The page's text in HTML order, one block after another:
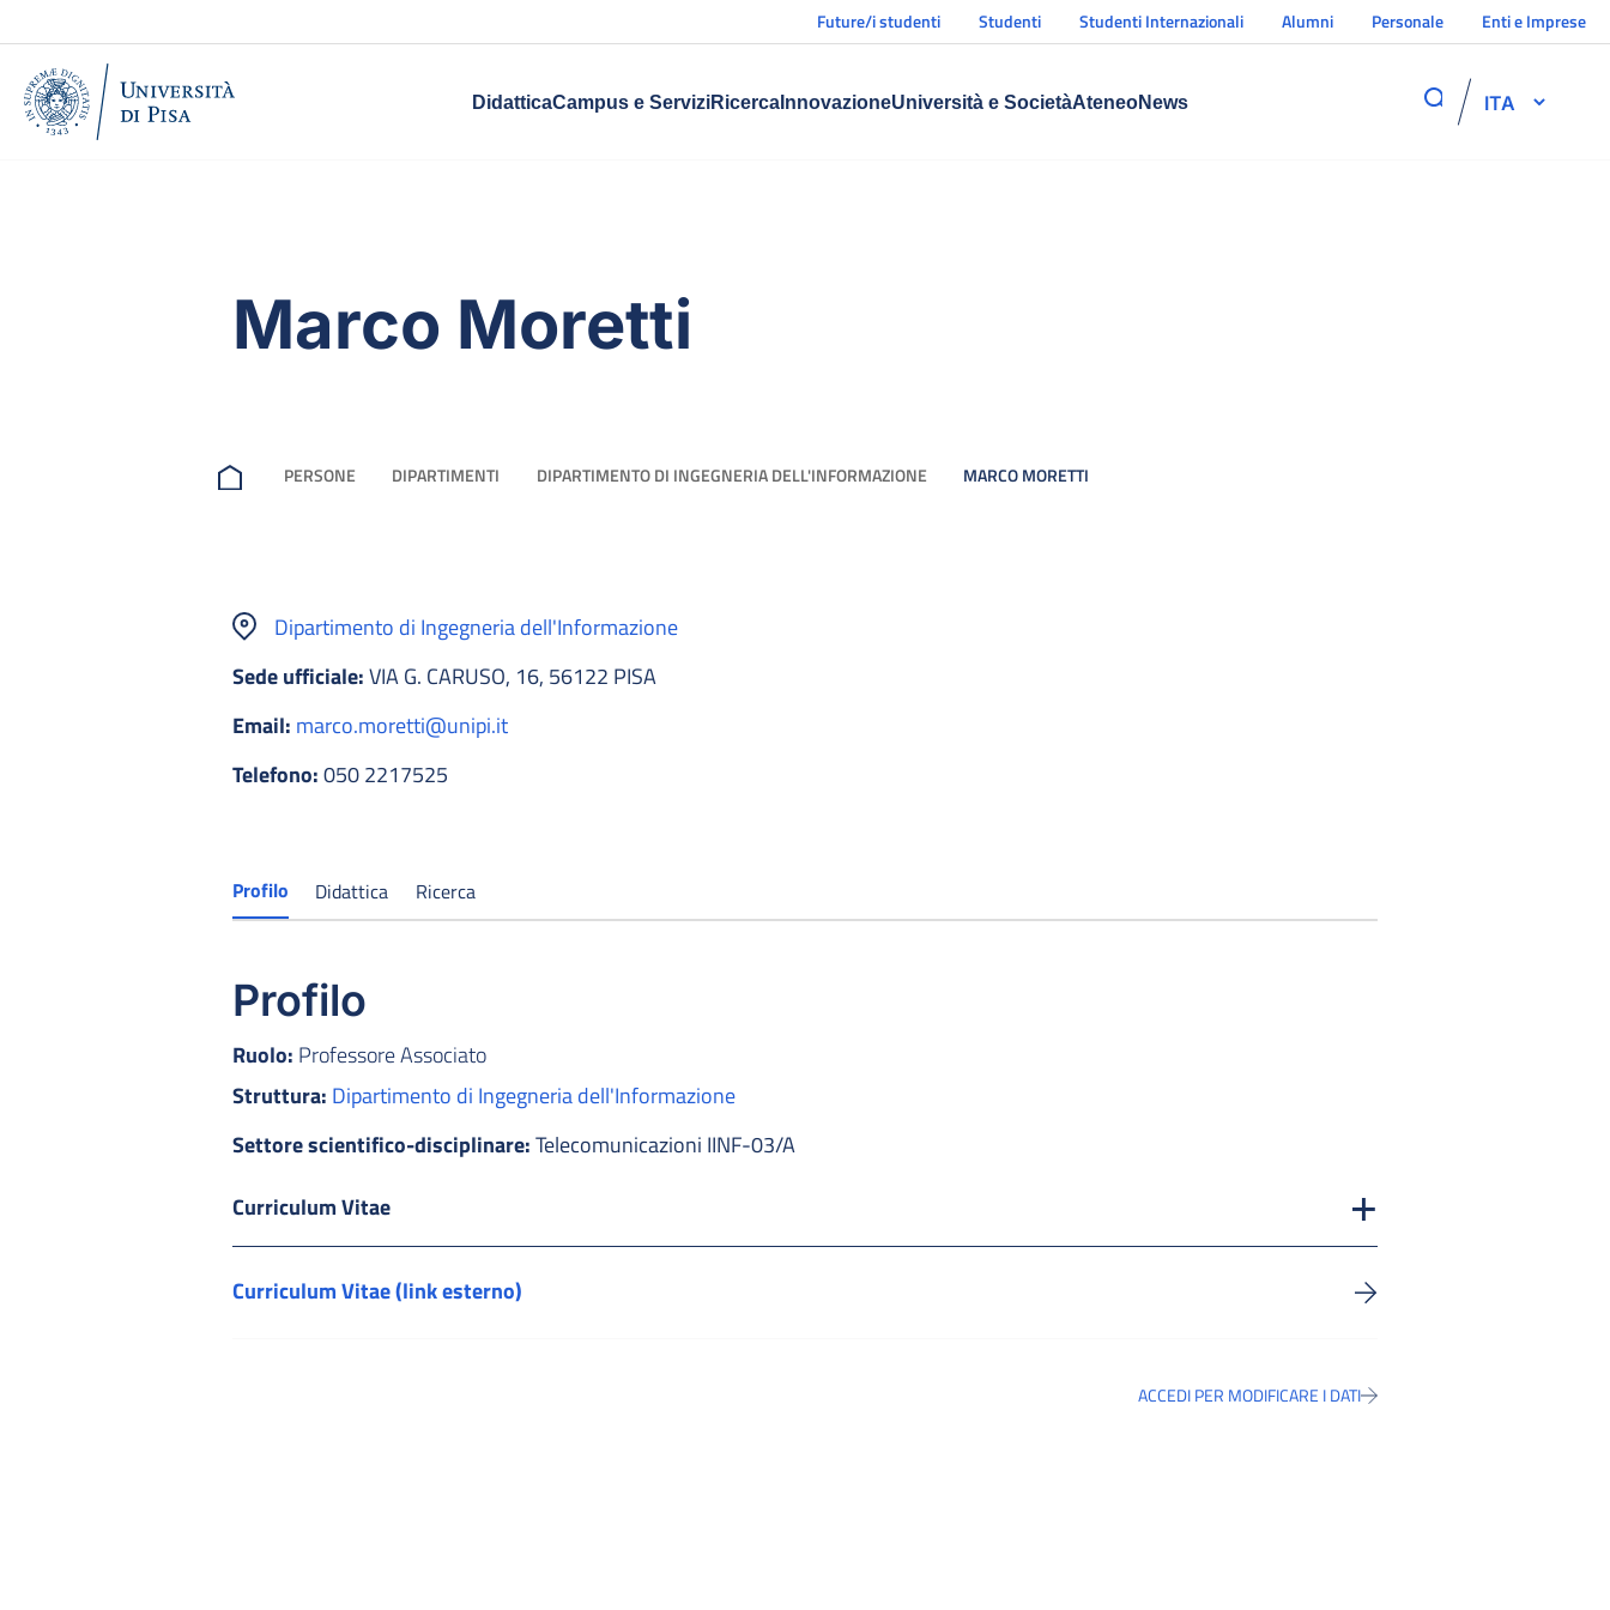
Future/i studenti Studenti Studenti Internazionali Alumni Personale Enti e Imprese
DidatticaCampus e ServiziRicercaInnovazioneUniversità e SocietàAteneoNews ITA
Marco Moretti
PERSONE DIPARTIMENTI DIPARTIMENTO DI INGEGNERIA DELL'INFORMAZIONE MARCO MORETTI
Dipartimento di Ingegneria dell'Informazione
Sede ufficiale:VIA G. CARUSO, 16, 56122 PISA
Email: marco.moretti@unipi.it
Telefono:050 2217525
Profilo Didattica Ricerca
Profilo
Ruolo: Professore Associato
Struttura: Dipartimento di Ingegneria dell'Informazione
Settore scientifico-disciplinare:Telecomunicazioni IINF-03/A
Curriculum Vitae
Curriculum Vitae (link esterno)
ACCEDI PER MODIFICARE I DATI